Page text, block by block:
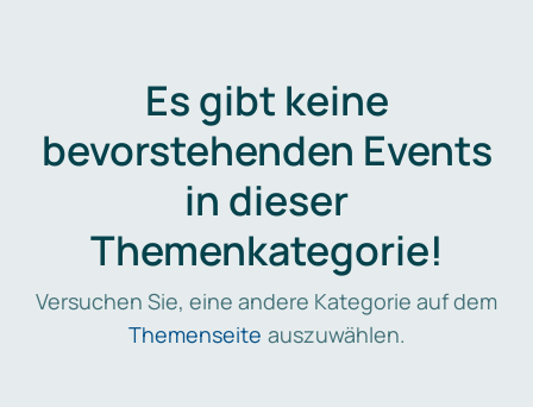
Es gibt keine
bevorstehenden Events
in dieser
Themenkategorie!
Versuchen Sie, eine andere Kategorie auf dem
Themenseite auszuwählen.